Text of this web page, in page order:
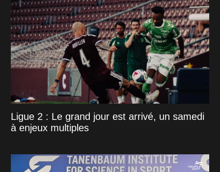
Ligue 2 : Le grand jour est arrivé, un samedi
à enjeux multiples